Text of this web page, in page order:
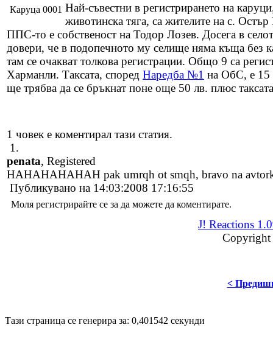
Каруца 0001 Най-съвестни в регистрирането на
животинска тяга, са жителите на с.
ППС-то е собственост на Тодор Лозев. Досега в
довери, че в подопечното му селище няма къща без
там се очакват толкова регистрации. Общо 9 са
Харманли. Таксата, според Наредба №1 на ОбС, е 15
ще трябва да се бръкнат поне още 50 лв. плюс
1 човек е коментирал тази статия.
1.
penata, Registered
HAHAHAHAHAH pak umrqh ot smqh, bravo na
Публикувано на 14:03:2008 17:16:55
Моля регистрирайте се за да можете да коментирате.
J! Reactions
Copyright
<
Тази страница се генерира за: 0,401542 секунди